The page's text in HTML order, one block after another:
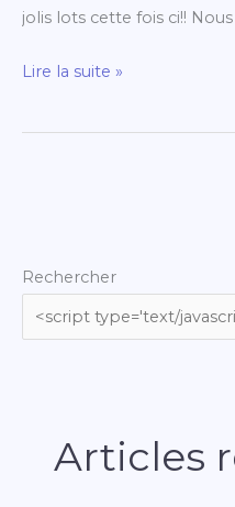
jolis lots cette fois ci!!
Lire la suite »
Rechercher
Articles